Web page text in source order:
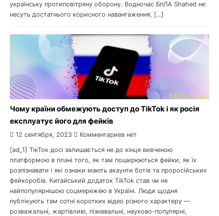
українську протиповітряну оборону. Водночас БпЛА Shahed не
несуть достатнього корисного навантаження, […]
Чому країни обмежують доступ до TikTok і як росія
експлуатує його для фейків
12 сентября, 2023 Комментариев нет
[ad_1] ТікТок досі залишається не до кінця вивченою
платформою в плані того, як там поширюються фейки, як їх
розпізнавати і які ознаки мають акаунти ботів та проросійських
фейкоробів. Китайський додаток TikTok став чи не
найпопулярнішою соцмережею в Україні. Люди щодня
публікують там сотні коротких відео різного характеру —
розважальні, жартівливі, пізнавальні, науково-популярні,